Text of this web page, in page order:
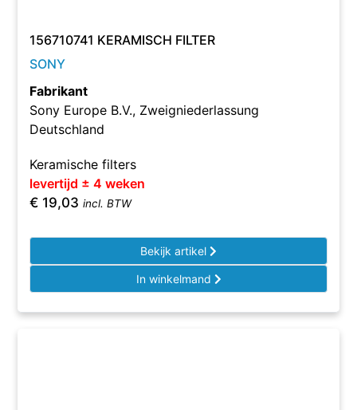
156710741 KERAMISCH FILTER
SONY
Fabrikant
Sony Europe B.V., Zweigniederlassung
Deutschland
Keramische filters
levertijd ± 4 weken
€ 19,03 incl. BTW
Bekijk artikel
In winkelmand